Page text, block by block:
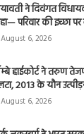
ने दिवंगत
परिवार की इच्छा
August 6, 2026
हाईकोर्ट ने तरुण
2013 के यौन
August 6, 2026